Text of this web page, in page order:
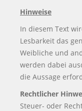
Hinweise
In diesem Text
Lesbarkeit das
Weibliche und
werden dabei
die Aussage
Rechtlicher
Steuer- oder